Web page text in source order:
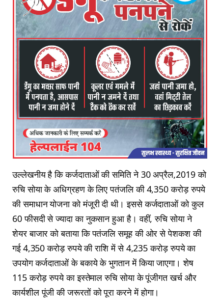
उल्लेखनीय है कि कर्जदाताओं की समिति ने 30 अप्रैल,2019 को
रुचि सोया के अधिग्रहण के लिए पतंजलि की 4,350 करोड़ रुपये
की समाधान योजना को मंजूरी दी थी। इससे कर्जदाताओं को कुल
60 फीसदी से ज्यादा का नुकसान हुआ है। वहीं, रुचि सोया ने
शेयर बाजार को बताया कि पतंजलि समूह की ओर से पेशकश की
गई 4,350 करोड़ रुपये की राशि में से 4,235 करोड़ रुपये का
उपयोग कर्जदाताओं के बकाये के भुगतान में किया जाएगा। शेष
115 करोड़ रुपये का इस्तेमाल रुचि सोया के पूंजीगत खर्च और
कार्यशील पूंजी की जरूरतों को पूरा करने में होगा।